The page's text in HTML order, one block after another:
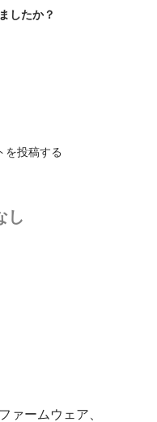
したか？
を投稿する
し
ァームウェア、